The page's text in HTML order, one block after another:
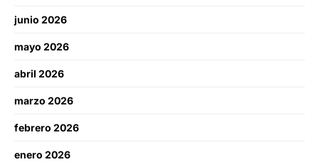
junio 2026
mayo 2026
abril 2026
marzo 2026
febrero 2026
enero 2026